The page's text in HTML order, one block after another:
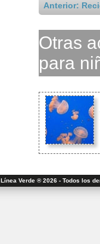
Anterior:
Otras
para
Línea Verde ® 2026 - Todos los